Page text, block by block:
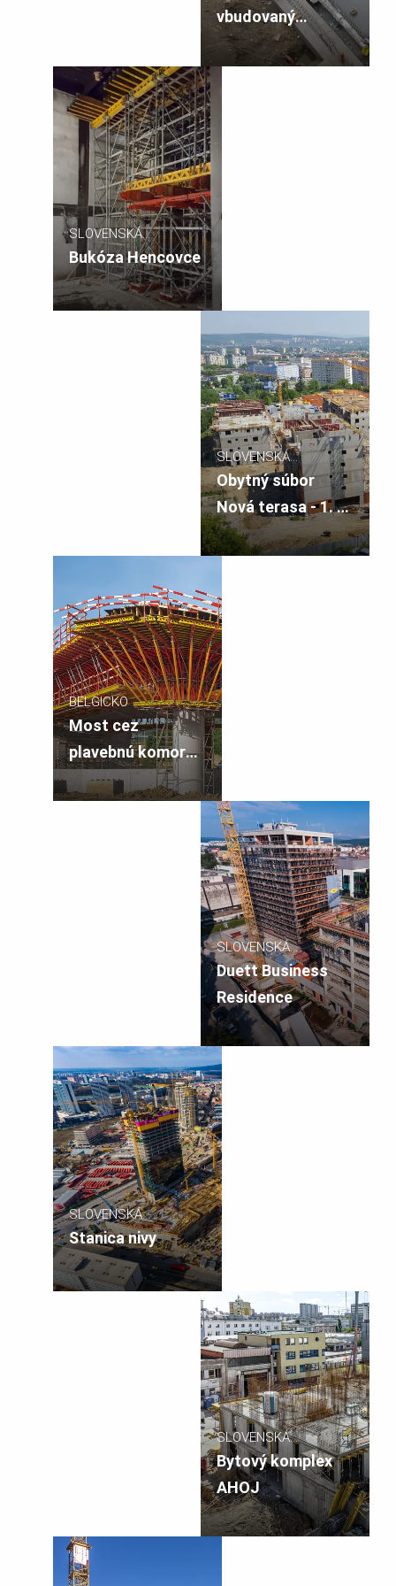
vbudovaný
bazénový komplex
SLOVENSKÁ
REPUBLIKA
Bukóza Hencovce
SLOVENSKÁ
REPUBLIKA
Obytný súbor
Nová terasa - 1. a
2. etapa
BELGICKO
Most cez
plavebnú komoru
Lanaye
SLOVENSKÁ
REPUBLIKA
Duett Business
Residence
SLOVENSKÁ
REPUBLIKA
Stanica nivy
SLOVENSKÁ
REPUBLIKA
Bytový komplex
AHOJ